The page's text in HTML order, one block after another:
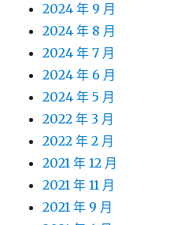
2024 年 9 月
2024 年 8 月
2024 年 7 月
2024 年 6 月
2024 年 5 月
2022 年 3 月
2022 年 2 月
2021 年 12 月
2021 年 11 月
2021 年 9 月